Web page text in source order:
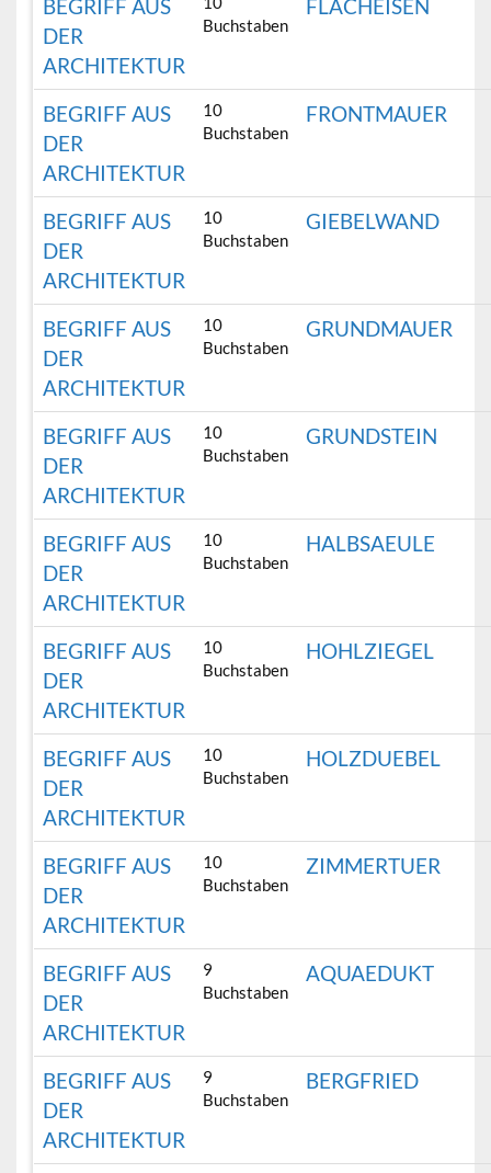
BEGRIFF AUS
DER
ARCHITEKTUR
Buchstaben
FLACHEISEN
BEGRIFF AUS
DER
ARCHITEKTUR
10
Buchstaben
FRONTMAUER
BEGRIFF AUS
DER
ARCHITEKTUR
10
Buchstaben
GIEBELWAND
BEGRIFF AUS
DER
ARCHITEKTUR
10
Buchstaben
GRUNDMAUER
BEGRIFF AUS
DER
ARCHITEKTUR
10
Buchstaben
GRUNDSTEIN
BEGRIFF AUS
DER
ARCHITEKTUR
10
Buchstaben
HALBSAEULE
BEGRIFF AUS
DER
ARCHITEKTUR
10
Buchstaben
HOHLZIEGEL
BEGRIFF AUS
DER
ARCHITEKTUR
10
Buchstaben
HOLZDUEBEL
BEGRIFF AUS
DER
ARCHITEKTUR
10
Buchstaben
ZIMMERTUER
BEGRIFF AUS
DER
ARCHITEKTUR
9
Buchstaben
AQUAEDUKT
BEGRIFF AUS
DER
ARCHITEKTUR
9
Buchstaben
BERGFRIED